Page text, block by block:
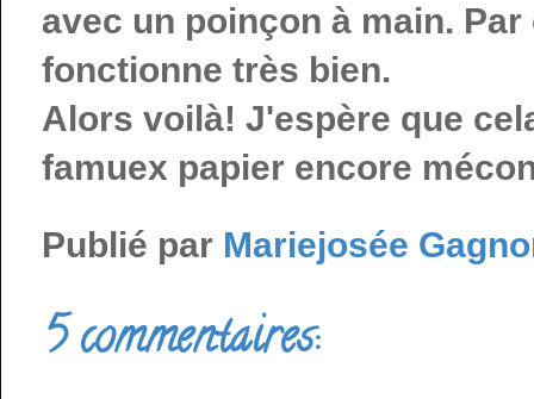
avec un poinçon à main.
fonctionne très bien.
Alors voilà! J'espère que
famuex papier encore
Publié par Mariejosée
5 commentaires: